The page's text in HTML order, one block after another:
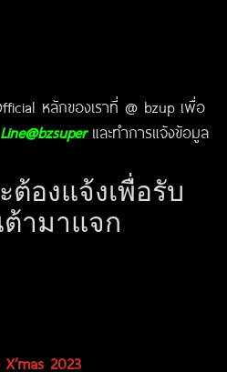
หลักของเราที่ @ bzup เพื่อ
Line@bzsuperและทำการแจ้งข้อมูล
องแจ้งเพื่อรับ
ามาแจก
2023